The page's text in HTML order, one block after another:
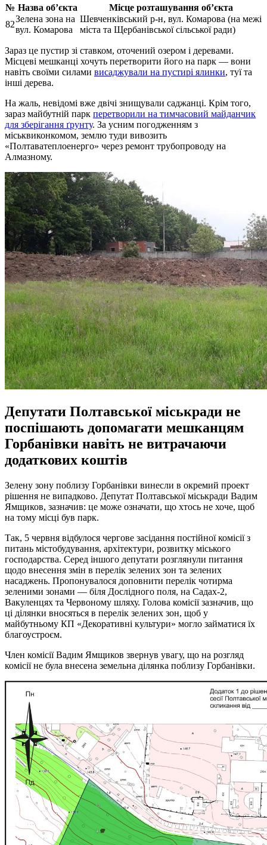
№ Назва об’єкта
Місце розташування об’єкта
82
Зелена зона на
вул. Комарова
Шевченківський р-н, вул. Комарова (на межі
міста та Щербанівської сільської ради)
Зараз це пустир зі ставком, оточений озером і деревами.
Місцеві мешканці хочуть перетворити його на парк — вони
навіть своїми силами висаджували на пустирі ялинки, туї та
інші дерева.
На жаль, невідомі вже двічі знищували саджанці. Крім того,
зараз майбутній парк перетворили на тимчасовий майданчик
для зберігання ґрунту. За усним погодженням з
міськвиконкомом, землю туди вивозить
«Полтаватеплоенерго» через ремонт трубопроводу на
Алмазному.
Депутати Полтавської міськради не
поспішають допомагати мешканцям
Горбанівки навіть не витрачаючи
додаткових коштів
Зелену зону поблизу Горбанівки винесли в окремий проект
рішення не випадково. Депутат Полтавської міськради Вадим
Ямщиков, зазначив: це може означати, що хтось не хоче, щоб
на тому місці був парк.
Так, 5 червня відбулося чергове засідання постійної комісії з
питань містобудування, архітектури, розвитку міського
господарства. Серед іншого депутати розглянули питання
щодо внесення змін в перелік зелених зон та зелених
насаджень. Пропонувалося доповнити перелік чотирма
зеленими зонами — біля Дослідного поля, на Садах-2,
Вакуленцях та Червоному шляху. Голова комісії зазначив, що
ці ділянки вносяться в перелік зелених зон, щоб у
майбутньому КП «Декоративні культури» могло займатися їх
благоустроєм.
Член комісії Вадим Ямщиков звернув увагу, що на розгляд
комісії не була внесена земельна ділянка поблизу Горбанівки.